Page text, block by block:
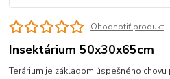
Ohodnotiť produkt
Insektárium 50x30x65cm
Terárium je základom úspešného chovu